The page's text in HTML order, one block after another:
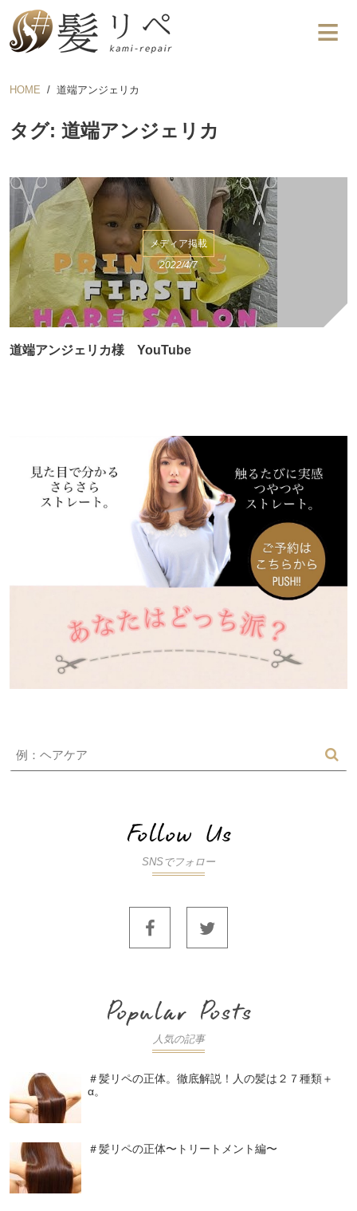
HOME 道端アンジェリカ
タグ: 道端アンジェリカ
メディア掲載
2022/4/7
道端アンジェリカ様 YouTube
SNSでフォロー
人気の記事
＃髪リペの正体。徹底解説！人の髪は２７種類＋
α。
＃髪リペの正体〜トリートメント編〜